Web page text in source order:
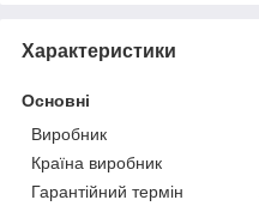
Характеристики
Основні
Виробник
Країна виробник
Гарантійний термін